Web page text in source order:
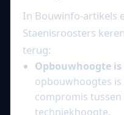
In Bouwinfo-artikels
Staenisroosters
terug:
Opbouwhoogte
opbouwhoogtes is
compromis
techniekhoogte.